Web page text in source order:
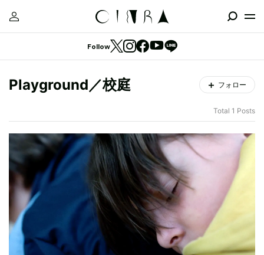
Follow
Playground／校庭 フォロー
Total 1 Posts